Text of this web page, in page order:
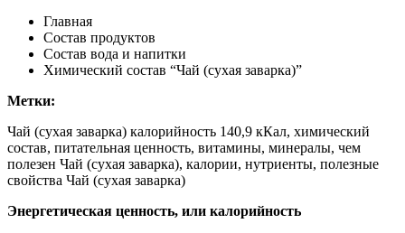
Главная
Состав продуктов
Состав вода и напитки
Химический состав “Чай (сухая заварка)”
Метки:
Чай (сухая заварка) калорийность 140,9 кКал, химический
состав, питательная ценность, витамины, минералы, чем
полезен Чай (сухая заварка), калории, нутриенты, полезные
свойства Чай (сухая заварка)
Энергетическая ценность, или калорийность